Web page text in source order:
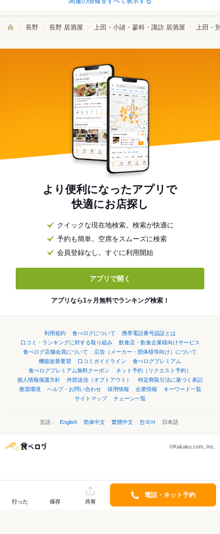
長野 長野 居酒屋 上田・小諸・蓼科・諏訪 居酒屋 上田・
より便利になったアプリで
快適にお店探し
クイックな現在地検索。検索が快適に
予約も簡単。空席をスムーズに検索
会員登録なし。すぐに利用開始
アプリで開く
アプリなら1ヶ月無料でランキング検索！
利用規約 食べログについて
携帯電話番号認証とは
口コミ・ランキングに対する取り組み
飲食店・飲食企業様向けサービス
食べログ店舗会員について
広告（メーカー・団体様等向け）について
機能改善要望
口コミガイドライン
食べログプレミアム
食べログプレミアム無料クーポン
ネット予約（リクエスト予約）
個人情報保護方針
外部送信（オプトアウト）
特定商取引法に基づく表記
推奨環境
ヘルプ・お問い合わせ 採用情報 企業情報
キーワード一覧
サイトマップ
チェーン一覧
言語： English 简体中文 繁體中文 한국어 日本語
©Kakaku.com, Inc.
行った 保存 共有
電話・ネット予約